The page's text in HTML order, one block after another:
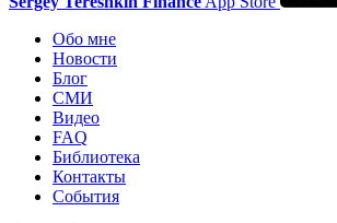
Обо мне
Новости
Блог
СМИ
Видео
FAQ
Библиотека
Контакты
События